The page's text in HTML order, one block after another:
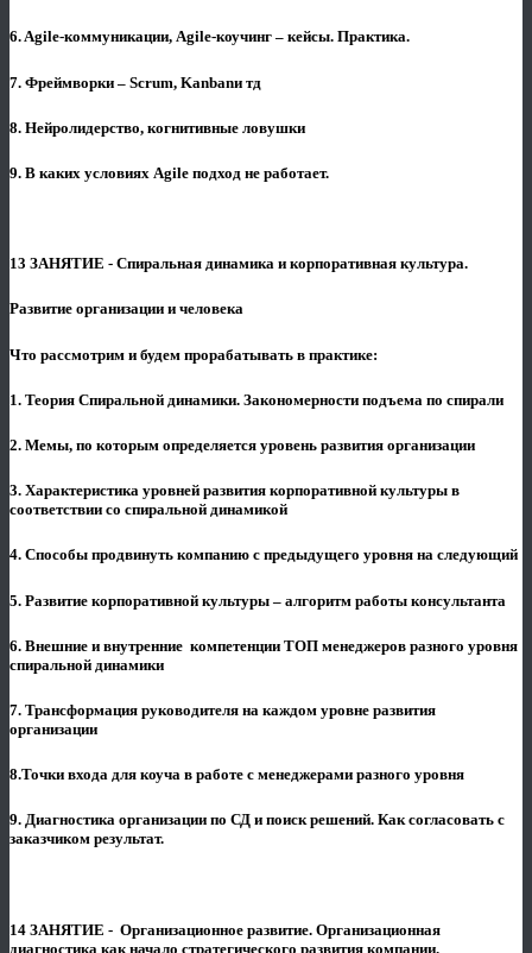
6. Agile-коммуникации, Agile-коучинг – кейсы. Практика.
7. Фреймворки – Scrum, Kanbanи тд
8. Нейролидерство, когнитивные ловушки
9. В каких условиях Agile подход не работает.
13 ЗАНЯТИЕ - Спиральная динамика и корпоративная культура.
Развитие организации и человека
Что рассмотрим и будем прорабатывать в практике:
1. Теория Спиральной динамики. Закономерности подъема по спирали
2. Мемы, по которым определяется уровень развития организации
3. Характеристика уровней развития корпоративной культуры в
соответствии со спиральной динамикой
4. Способы продвинуть компанию с предыдущего уровня на следующий
5. Развитие корпоративной культуры – алгоритм работы консультанта
6. Внешние и внутренние компетенции ТОП менеджеров разного уровня
спиральной динамики
7. Трансформация руководителя на каждом уровне развития
организации
8.Точки входа для коуча в работе с менеджерами разного уровня
9. Диагностика организации по СД и поиск решений. Как согласовать с
заказчиком результат.
14 ЗАНЯТИЕ - Организационное развитие. Организационная
диагностика как начало стратегического развития компании.